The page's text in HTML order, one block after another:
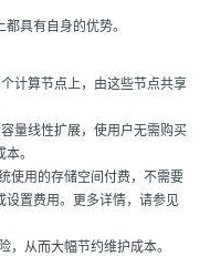
具有自身的优势。
计算节点上，由这些节点共享
量线性扩展，使用户无需购买
。
使用的存储空间付费，不需要
置费用。更多详情，请参见
从而大幅节约维护成本。